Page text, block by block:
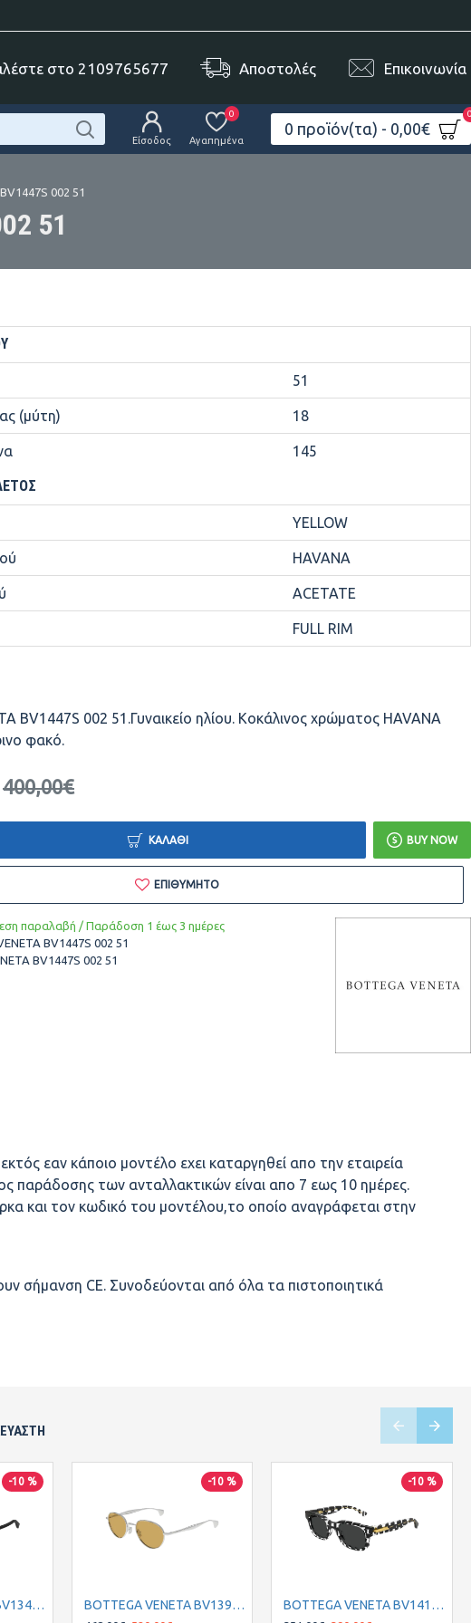
στο 2109765677 Αποστολές Επικοινωνία
Είσοδος Αγαπημένα
0
0 προϊόν(τα) - 0,00€
002 51
51
51
(μύτη) 18
145
YELLOW
HAVANA
ACETATE
FULL RIM
BV1447S 002 51.Γυναικείο ηλίου. Κοκάλινος χρώματος HAVANA
φακό.
παραλαβή / Παράδοση 1 έως 3 ημέρες
BV1447S 002 51
BV1447S 002 51
400,00€
ΚΑΛΆΘΙ BUY NOW
ΕΠΙΘΥΜΗΤΌ
εαν κάποιο μοντέλο εχει καταργηθεί απο την εταιρεία
παράδοσης των ανταλλακτικών είναι απο 7 εως 10 ημέρες.
και τον κωδικό του μοντέλου,το οποίο αναγράφεται στην
σήμανση CE. Συνοδεύονται από όλα τα πιστοποιητικά
-30 % -50 %
DG6042/796/13
-10 %
BOTTEGA VENETA BV1346S 001 56
-10 %
BOTTEGA VENETA BV1396S 001 50
-10 %
BOTTEGA VENETA BV1411S 004 49